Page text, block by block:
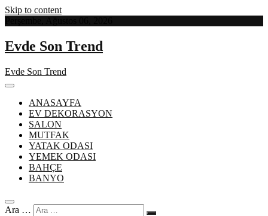
Skip to content
Evde Son Trend
Evde Son Trend
ANASAYFA
EV DEKORASYON
SALON
MUTFAK
YATAK ODASI
YEMEK ODASI
BAHÇE
BANYO
Ara …